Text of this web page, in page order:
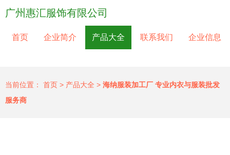
广州惠汇服饰有限公司
首页 企业简介 产品大全 联系我们 企业信息
当前位置： 首页 > 产品大全 > 海纳服装加工厂 专业内衣与服装批发
服务商